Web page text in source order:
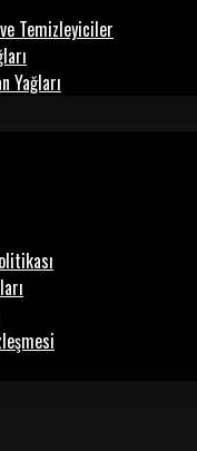
Temizleyiciler
Yağları